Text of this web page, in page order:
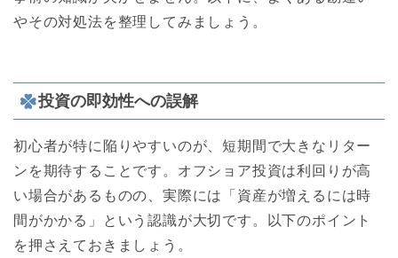
やその対処法を整理してみましょう。
投資の即効性への誤解
初心者が特に陥りやすいのが、短期間で大きなリター
ンを期待することです。オフショア投資は利回りが高
い場合があるものの、実際には「資産が増えるには時
間がかかる」という認識が大切です。以下のポイント
を押さえておきましょう。